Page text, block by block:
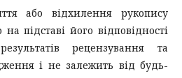
або відхилення рукопису
підставі його відповідності
рецензування та
і не залежить від будь-